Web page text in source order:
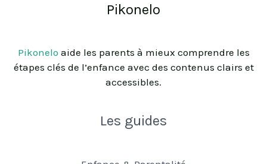
Pikonelo
Pikonelo aide les parents à mieux comprendre les
étapes clés de l’enfance avec des contenus clairs et
accessibles.
Les guides